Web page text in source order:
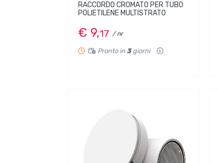
RACCORDO CROMATO PER TUBO
POLIETILENE MULTISTRATO
€ 9,17 / nr
Pronto in 3giorni